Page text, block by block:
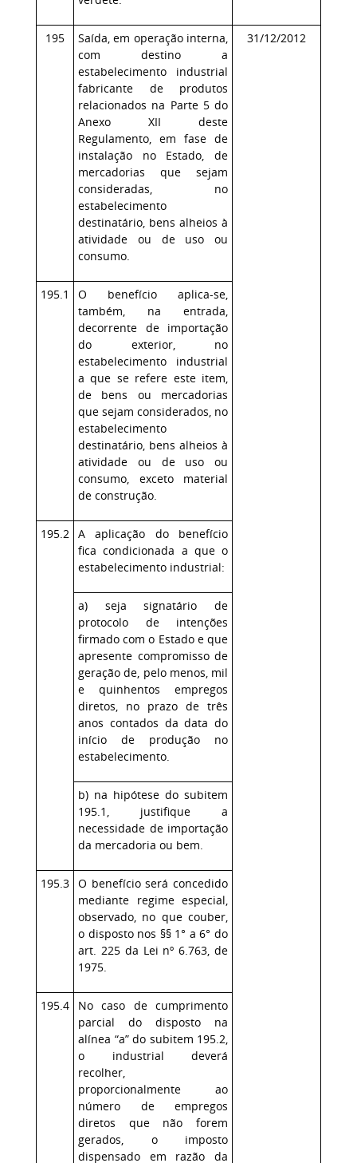
195
Saída, em operação interna,
com destino a
estabelecimento industrial
fabricante de produtos
relacionados na Parte 5 do
Anexo XII deste
Regulamento, em fase de
instalação no Estado, de
mercadorias que sejam
consideradas, no
estabelecimento
destinatário, bens alheios à
atividade ou de uso ou
consumo.
31/12/2012
195.1
O benefício aplica-se,
também, na entrada,
decorrente de importação
do exterior, no
estabelecimento industrial
a que se refere este item,
de bens ou mercadorias
que sejam considerados, no
estabelecimento
destinatário, bens alheios à
atividade ou de uso ou
consumo, exceto material
de construção.
195.2 A aplicação do benefício
fica condicionada a que o
estabelecimento industrial:
a) seja signatário de
protocolo de intenções
firmado com o Estado e que
apresente compromisso de
geração de, pelo menos, mil
e quinhentos empregos
diretos, no prazo de três
anos contados da data do
início de produção no
estabelecimento.
b) na hipótese do subitem
195.1, justifique a
necessidade de importação
da mercadoria ou bem.
195.3 O benefício será concedido
mediante regime especial,
observado, no que couber,
o disposto nos §§ 1° a 6° do
art. 225 da Lei nº 6.763, de
1975.
195.4
No caso de cumprimento
parcial do disposto na
alínea “a” do subitem 195.2,
o industrial deverá
recolher,
proporcionalmente ao
número de empregos
diretos que não forem
gerados, o imposto
dispensado em razão da